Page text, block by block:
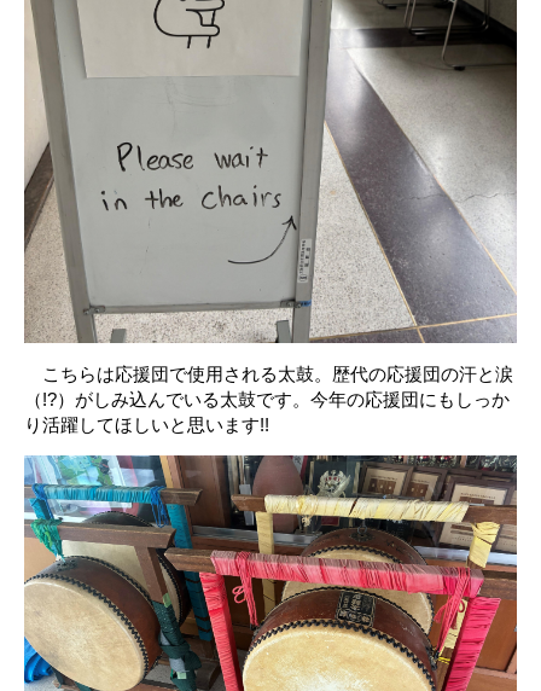
こちらは応援団で使用される太鼓。歴代の応援団の汗と涙
（!?）がしみ込んでいる太鼓です。今年の応援団にもしっか
り活躍してほしいと思います!!